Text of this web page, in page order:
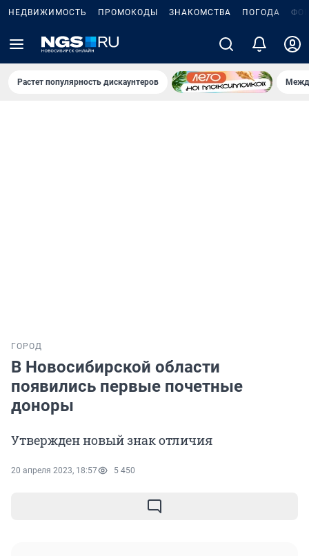
НЕДВИЖИМОСТЬ ПРОМОКОДЫ ЗНАКОМСТВА ПОГОДА
Растет популярность дискаунтеров
ГОРОД
В Новосибирской области
появились первые почетные
доноры
Утвержден новый знак отличия
20 апреля 2023, 18:57 5 450